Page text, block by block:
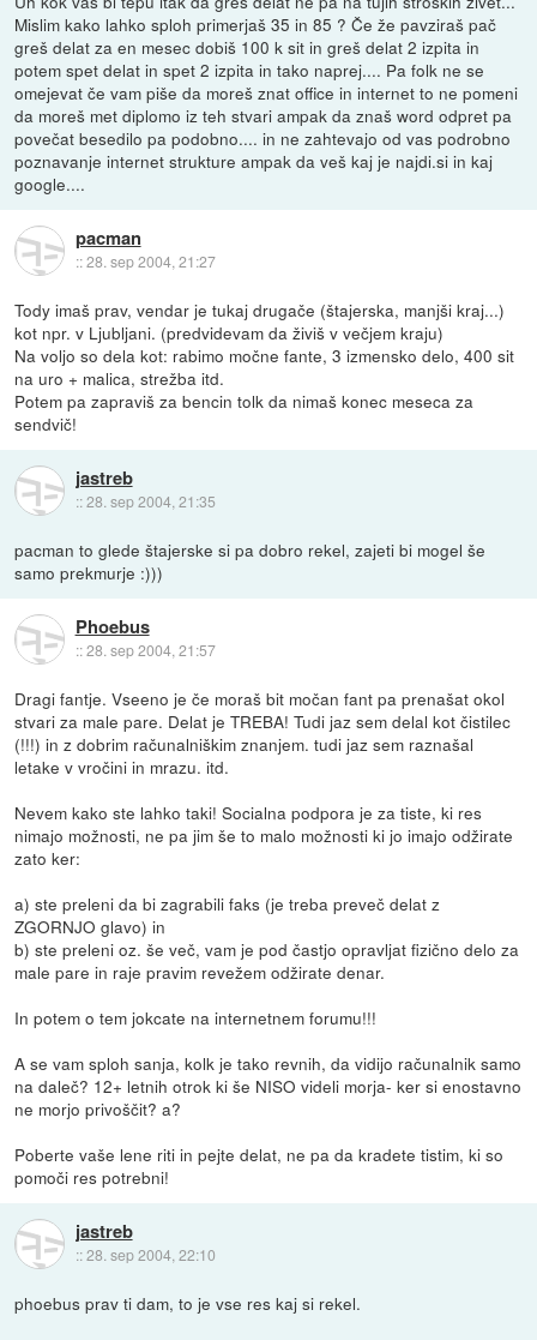
Mislim kako lahko sploh primerjaš 35 in 85 ? Če že pavziraš pač
greš delat za en mesec dobiš 100 k sit in greš delat 2 izpita in
potem spet delat in spet 2 izpita in tako naprej.... Pa folk ne se
omejevat če vam piše da moreš znat office in internet to ne pomeni
da moreš met diplomo iz teh stvari ampak da znaš word odpret pa
povečat besedilo pa podobno.... in ne zahtevajo od vas podrobno
poznavanje internet strukture ampak da veš kaj je najdi.si in kaj
google....
pacman
::28. sep 2004, 21:27
Tody imaš prav, vendar je tukaj drugače (štajerska, manjši kraj...)
kot npr. v Ljubljani. (predvidevam da živiš v večjem kraju)
Na voljo so dela kot: rabimo močne fante, 3 izmensko delo, 400 sit
na uro + malica, strežba itd.
Potem pa zapraviš za bencin tolk da nimaš konec meseca za
sendvič!
jastreb
::28. sep 2004, 21:35
pacman to glede štajerske si pa dobro rekel, zajeti bi mogel še
samo prekmurje :)))
Phoebus
::28. sep 2004, 21:57
Dragi fantje. Vseeno je če moraš bit močan fant pa prenašat okol
stvari za male pare. Delat je TREBA! Tudi jaz sem delal kot čistilec
(!!!) in z dobrim računalniškim znanjem. tudi jaz sem raznašal
letake v vročini in mrazu. itd.
Nevem kako ste lahko taki! Socialna podpora je za tiste, ki res
nimajo možnosti, ne pa jim še to malo možnosti ki jo imajo odžirate
zato ker:
a) ste preleni da bi zagrabili faks (je treba preveč delat z
ZGORNJO glavo) in
b) ste preleni oz. še več, vam je pod častjo opravljat fizično delo za
male pare in raje pravim revežem odžirate denar.
In potem o tem jokcate na internetnem forumu!!!
A se vam sploh sanja, kolk je tako revnih, da vidijo računalnik samo
na daleč? 12+ letnih otrok ki še NISO videli morja- ker si enostavno
ne morjo privoščit? a?
Poberte vaše lene riti in pejte delat, ne pa da kradete tistim, ki so
pomoči res potrebni!
jastreb
::28. sep 2004, 22:10
phoebus prav ti dam, to je vse res kaj si rekel.